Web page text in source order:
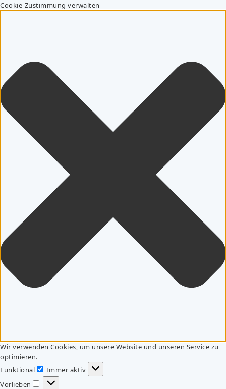
Cookie-Zustimmung verwalten
Wir verwenden Cookies, um unsere Website und unseren Service zu
optimieren.
Funktional
Funktional
Immer aktiv
Vorlieben